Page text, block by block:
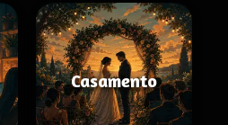
Casamento